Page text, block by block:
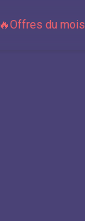
🔥Offres du mois